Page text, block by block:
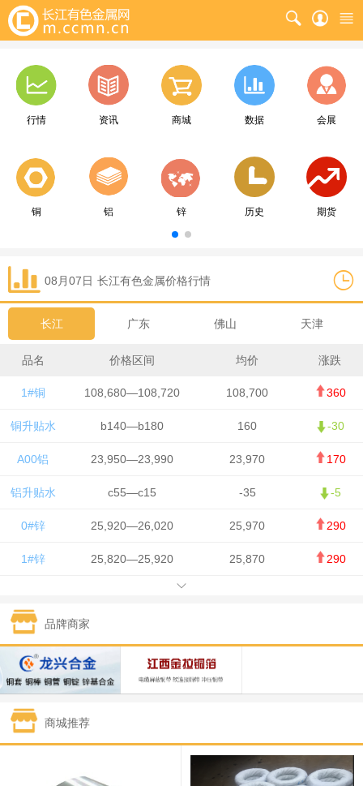
行情 资讯 商城 数据 会展
铜 铝 锌 历史 期货
08月07日 长江有色金属价格行情
长江 广东 佛山 天津
品名 价格区间 均价 涨跌
1#铜 108,680—108,720 108,700 360
铜升贴水 b140—b180 160 -30
A00铝 23,950—23,990 23,970 170
铝升贴水 c55—c15 -35 -5
0#锌 25,920—26,020 25,970 290
1#锌 25,820—25,920 25,870 290
1#锡 434,000—436,000
1#镍 129,550—130,750
1#白银 15,100—15,110 15,105 -70
钯金
331,000 -10,000
品牌商家
商城推荐